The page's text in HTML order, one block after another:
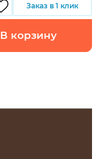
Заказ в 1 клик
В корзину